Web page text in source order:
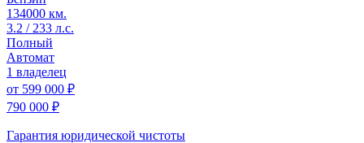
134000 км.
3.2 / 233 л.с.
Полный
Автомат
1 владелец
от 599 000 ₽
790 000 ₽
Гарантия юридической чистоты